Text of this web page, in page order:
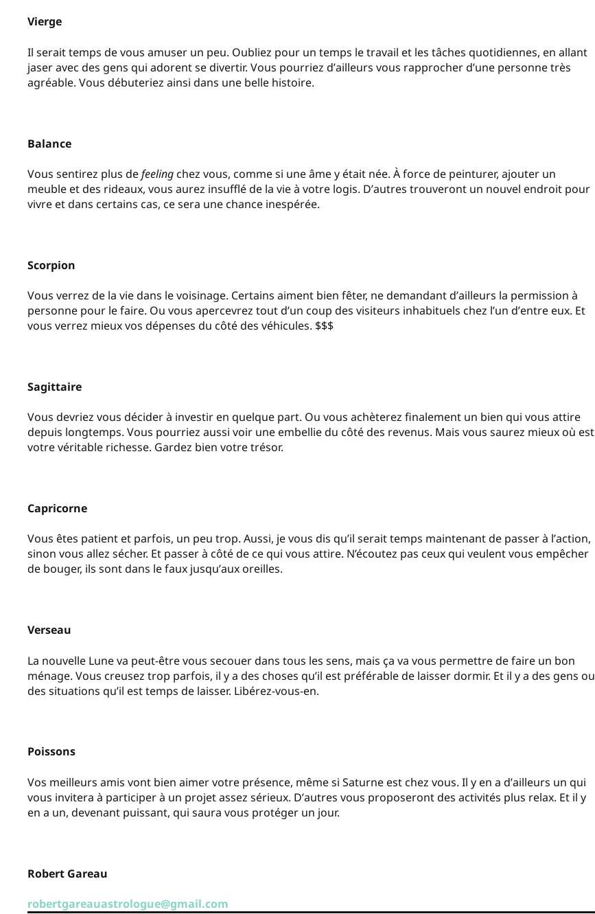
Vierge
Il serait temps de vous amuser un peu. Oubliez pour un temps le travail et les tâches quotidiennes, en allant
jaser avec des gens qui adorent se divertir. Vous pourriez d’ailleurs vous rapprocher d’une personne très
agréable. Vous débuteriez ainsi dans une belle histoire.
Balance
Vous sentirez plus defeeling chez vous, comme si une âme y était née. À force de peinturer, ajouter un
meuble et des rideaux, vous aurez insufflé de la vie à votre logis. D’autres trouveront un nouvel endroit pour
vivre et dans certains cas, ce sera une chance inespérée.
Scorpion
Vous verrez de la vie dans le voisinage. Certains aiment bien fêter, ne demandant d’ailleurs la permission à
personne pour le faire. Ou vous apercevrez tout d’un coup des visiteurs inhabituels chez l’un d’entre eux. Et
vous verrez mieux vos dépenses du côté des véhicules. $$$
Sagittaire
Vous devriez vous décider à investir en quelque part. Ou vous achèterez finalement un bien qui vous attire
depuis longtemps. Vous pourriez aussi voir une embellie du côté des revenus. Mais vous saurez mieux où est
votre véritable richesse. Gardez bien votre trésor.
Capricorne
Vous êtes patient et parfois, un peu trop. Aussi, je vous dis qu’il serait temps maintenant de passer à l’action,
sinon vous allez sécher. Et passer à côté de ce qui vous attire. N’écoutez pas ceux qui veulent vous empêcher
de bouger, ils sont dans le faux jusqu’aux oreilles.
Verseau
La nouvelle Lune va peut-être vous secouer dans tous les sens, mais ça va vous permettre de faire un bon
ménage. Vous creusez trop parfois, il y a des choses qu’il est préférable de laisser dormir. Et il y a des gens ou
des situations qu’il est temps de laisser. Libérez-vous-en.
Poissons
Vos meilleurs amis vont bien aimer votre présence, même si Saturne est chez vous. Il y en a d’ailleurs un qui
vous invitera à participer à un projet assez sérieux. D’autres vous proposeront des activités plus relax. Et il y
en a un, devenant puissant, qui saura vous protéger un jour.
Robert Gareau
robertgareauastrologue@gmail.com